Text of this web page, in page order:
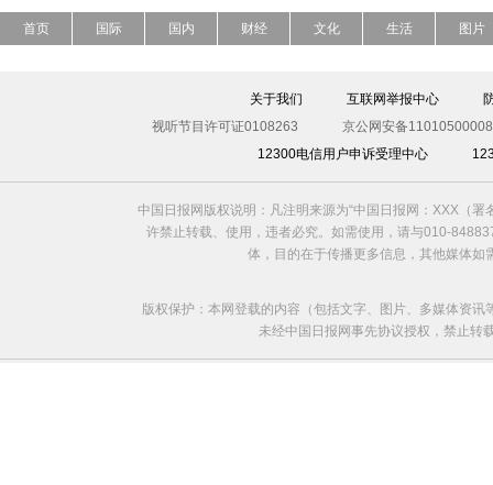
首页 国际 国内 财经 文化 生活 图片
关于我们 互联网举报中心
视听节目许可证0108263
京公网安备
12300电信用户申诉受理中心
中国日报网版权说明：凡注明来源为“中国日报网：XXX（
许禁止转载、使用，违者必究。如需使用，请与010-
体，目的在于传播更多信息，其他媒体
版权保护：本网登载的内容（包括文字、图片、多媒体资
未经中国日报网事先协议授权，禁止转